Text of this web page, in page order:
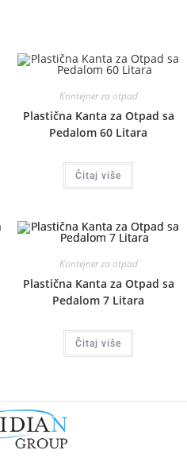
Kontejner za otpad
Plastična Kanta za Otpad sa
Pedalom 60 Litara
Čitaj više
Kontejner za otpad
Plastična Kanta za Otpad sa
Pedalom 7 Litara
Čitaj više